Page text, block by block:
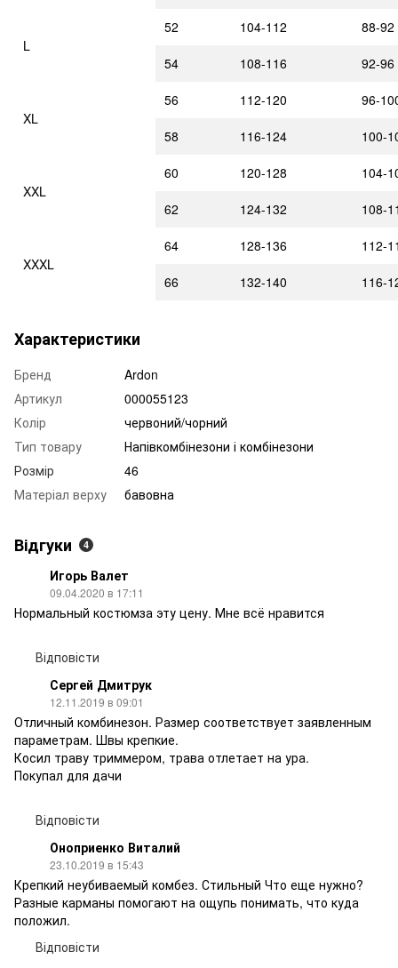
L
52 104-112 88-92
54 108-116 92-96
XL
56 112-120 96-
58 116-124 100-
XXL
60 120-128 104-
62 124-132 108-
XXXL
64 128-136 112-
66 132-140 116-
Характеристики
Бренд
Ardon
Артикул
000055123
Колір
червоний/чорний
Тип товару
Напівкомбінезони і комбінезони
Розмір
46
Матеріал верху
бавовна
Відгуки 4
Игорь Валет
09.04.2020 в 17:11
Нормальный костюмза эту цену. Мне всё нравится
Відповісти
Сергей Дмитрук
12.11.2019 в 09:01
Отличный комбинезон. Размер соответствует заявленным
параметрам. Швы крепкие.
Косил траву триммером, трава отлетает на ура.
Покупал для дачи
Відповісти
Оноприенко Виталий
23.10.2019 в 15:43
Крепкий неубиваемый комбез. Стильный Что еще нужно?
Разные карманы помогают на ощупь понимать, что куда
положил.
Відповісти